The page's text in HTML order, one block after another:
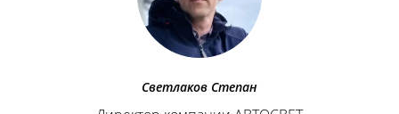
Светлаков Степан